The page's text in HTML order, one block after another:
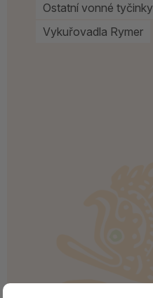
Ostatní vonné tyčinky
Vykuřovadla Rymer